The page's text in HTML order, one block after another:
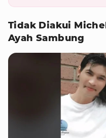
Tidak Diakui
Ayah Sambung